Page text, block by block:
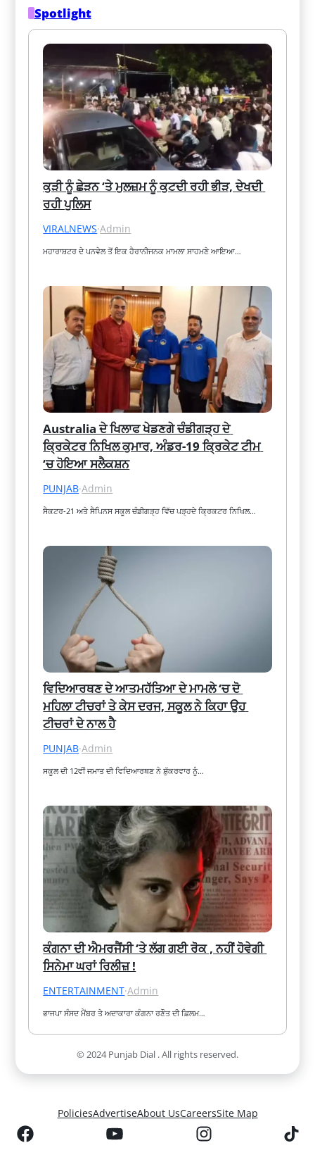
Spotlight
ਕੁੜੀ ਨੂੰ ਛੇੜਨ ‘ਤੇ ਮੁਲਜ਼ਮ ਨੂੰ ਕੁਟਦੀ ਰਹੀ ਭੀੜ, ਦੇਖਦੀ
ਰਹੀ ਪੁਲਿਸ
VIRALNEWS·Admin
ਮਹਾਰਾਸ਼ਟਰ ਦੇ ਪਨਵੇਲ ਤੋਂ ਇਕ ਹੈਰਾਨੀਜਨਕ ਮਾਮਲਾ ਸਾਹਮਣੇ ਆਇਆ…
Australia ਦੇ ਖਿਲਾਫ ਖੇਡਣਗੇ ਚੰਡੀਗੜ੍ਹ ਦੇ
ਕ੍ਰਿਕੇਟਰ ਨਿਖਿਲ ਕੁਮਾਰ, ਅੰਡਰ-19 ਕ੍ਰਿਕੇਟ ਟੀਮ
‘ਚ ਹੋਇਆ ਸਲੈਕਸ਼ਨ
PUNJAB·Admin
ਸੈਕਟਰ-21 ਅਤੇ ਸੈਪਿਨਸ ਸਕੂਲ ਚੰਡੀਗੜ੍ਹ ਵਿੱਚ ਪੜ੍ਹਦੇ ਕ੍ਰਿਕਟਰ ਨਿਖਿਲ…
ਵਿਦਿਆਰਥਣ ਦੇ ਆਤਮਹੱਤਿਆ ਦੇ ਮਾਮਲੇ ‘ਚ ਦੋ
ਮਹਿਲਾ ਟੀਚਰਾਂ ਤੇ ਕੇਸ ਦਰਜ, ਸਕੂਲ ਨੇ ਕਿਹਾ ਉਹ
ਟੀਚਰਾਂ ਦੇ ਨਾਲ ਹੈ
PUNJAB·Admin
ਸਕੂਲ ਦੀ 12ਵੀਂ ਜਮਾਤ ਦੀ ਵਿਦਿਆਰਥਣ ਨੇ ਸ਼ੁੱਕਰਵਾਰ ਨੂੰ…
ਕੰਗਨਾ ਦੀ ਐਮਰਜੈਂਸੀ ‘ਤੇ ਲੱਗ ਗਈ ਰੋਕ , ਨਹੀਂ ਹੋਵੇਗੀ
ਸਿਨੇਮਾ ਘਰਾਂ ਰਿਲੀਜ਼ !
ENTERTAINMENT·Admin
ਭਾਜਪਾ ਸੰਸਦ ਮੈਂਬਰ ਤੇ ਅਦਾਕਾਰਾ ਕੰਗਨਾ ਰਣੌਤ ਦੀ ਫ਼ਿਲਮ…
© 2024 Punjab Dial . All rights reserved.
PoliciesAdvertiseAbout UsCareersSite Map